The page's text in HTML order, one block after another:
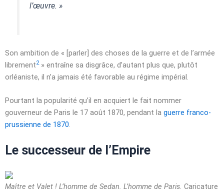
l’œuvre. »
Son ambition de « [parler] des choses de la guerre et de l’armée
librement2» entraîne sa disgrâce, d’autant plus que, plutôt
orléaniste, il n’a jamais été favorable au régime impérial.
Pourtant la popularité qu’il en acquiert le fait nommer
gouverneur de Paris le 17 août 1870, pendant la guerre franco-
prussienne de 1870.
Le successeur de l’Empire
Maître et Valet ! L’homme de Sedan. L’homme de Paris. Caricature